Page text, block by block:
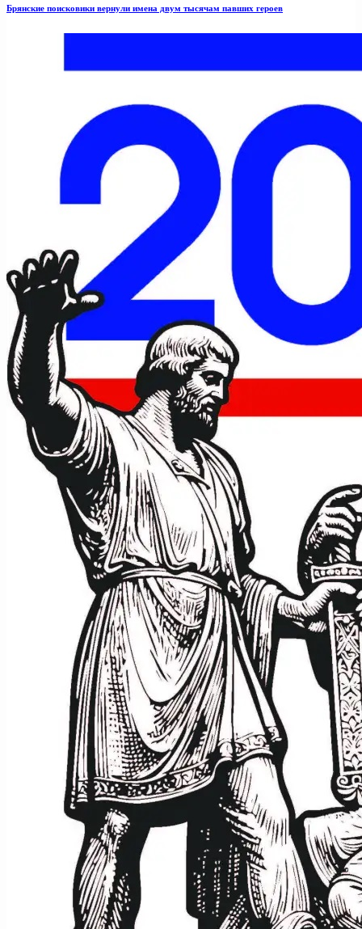
Брянские поисковики вернули имена двум тысячам павших героев